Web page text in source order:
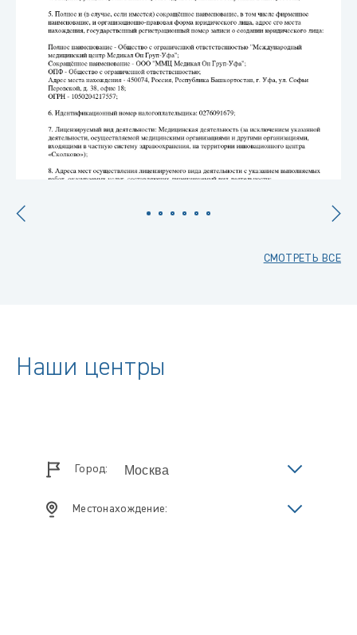
СМОТРЕТЬ ВСЕ
Наши центры
Город:
Местонахождение: